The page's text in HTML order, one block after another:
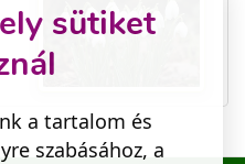
sütiket
a tartalom és
szabásához, a